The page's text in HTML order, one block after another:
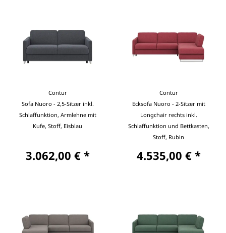
Contur
Sofa Nuoro - 2,5-Sitzer inkl.
Schlaffunktion, Armlehne mit
Kufe, Stoff, Eisblau
3.062,00 € *
Contur
Ecksofa Nuoro - 2-Sitzer mit
Longchair rechts inkl.
Schlaffunktion und Bettkasten,
Stoff, Rubin
4.535,00 € *